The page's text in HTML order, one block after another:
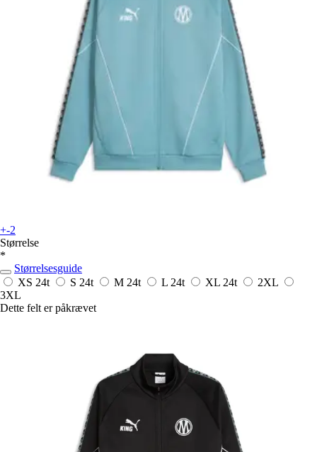
+-2
Størrelse
*
Størrelsesguide
XS 24t S 24t M 24t L 24t XL 24t
2XL
3XL
Dette felt er påkrævet